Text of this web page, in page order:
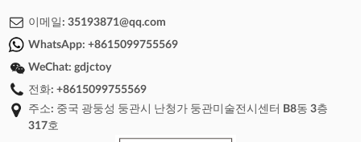
이메일: 35193871@qq.com
WhatsApp: +8615099755569
WeChat: gdjctoy
전화: +8615099755569
주소: 중국 광둥성 둥관시 난청가 둥관미술전시센터 B8동 3층
317호